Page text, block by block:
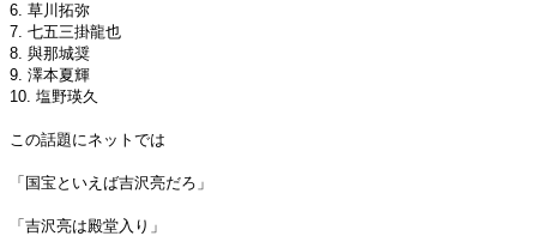
6. 草川拓弥
7. 七五三掛龍也
8. 與那城奨
9. 澤本夏輝
10. 塩野瑛久
この話題にネットでは
「国宝といえば吉沢亮だろ」
「吉沢亮は殿堂入り」